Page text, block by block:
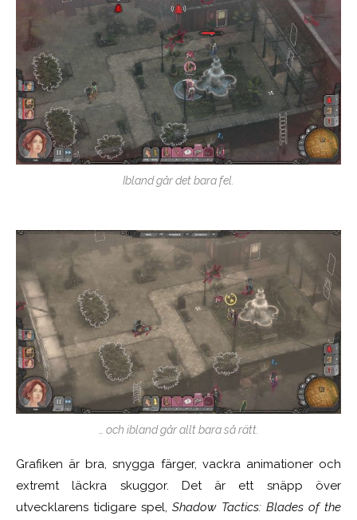
Ibland går det bara fel.
… och ibland går allt bara så rätt.
Grafiken är bra, snygga färger, vackra animationer och
extremt läckra skuggor. Det är ett snäpp över
utvecklarens tidigare spel,Shadow Tactics: Blades of the